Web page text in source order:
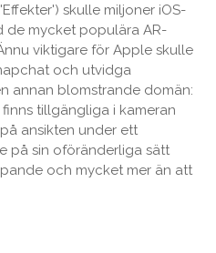
skulle miljoner iOS-
de mycket populära AR-
viktigare för Apple skulle
och utvidga
annan blomstrande domän:
finns tillgängliga i kameran
ansikten under ett
på sin oföränderliga sätt
och mycket mer än att